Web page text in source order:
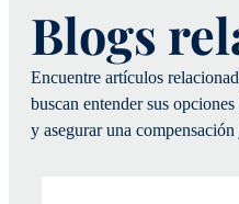
Blogs
Encuentre artículos
buscan entender sus
y asegurar una compensación